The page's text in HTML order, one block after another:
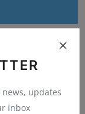
updates
inbox